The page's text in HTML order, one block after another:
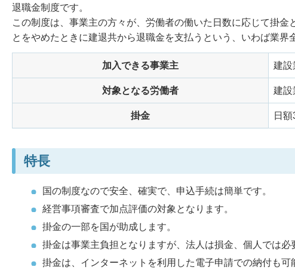
退職金制度です。
この制度は、事業主の方々が、労働者の働いた日数に応じて掛
とをやめたときに建退共から退職金を支払うという、いわば業界
加入できる事業主 建設
対象となる労働者 建設
掛金 日額
特長
国の制度なので安全、確実で、申込手続は簡単です。
経営事項審査で加点評価の対象となります。
掛金の一部を国が助成します。
掛金は事業主負担となりますが、法人は損金、個人では
掛金は、インターネットを利用した電子申請での納付も可